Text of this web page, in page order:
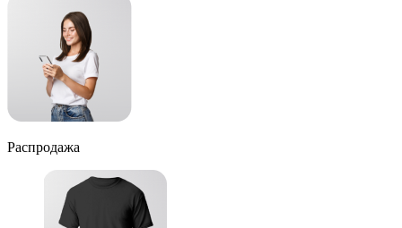
Распродажа